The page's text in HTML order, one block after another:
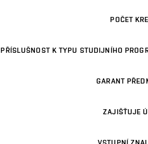
POČET
PŘÍSLUŠNOST K TYPU STUDIJNÍHO
GARANT
ZAJIŠŤUJE